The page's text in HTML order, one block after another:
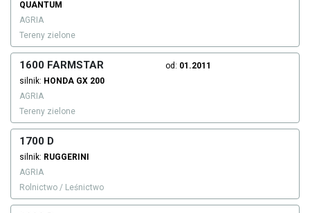
QUANTUM
AGRIA
Tereny zielone
1600 FARMSTAR od: 01.2011
silnik: HONDA GX 200
AGRIA
Tereny zielone
1700 D
silnik: RUGGERINI
AGRIA
Rolnictwo / Leśnictwo